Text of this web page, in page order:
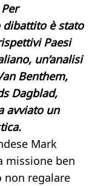
è stato
Paesi
un’analisi
Benthem,
Dagblad,
avviato un
Mark
missione ben
non regalare